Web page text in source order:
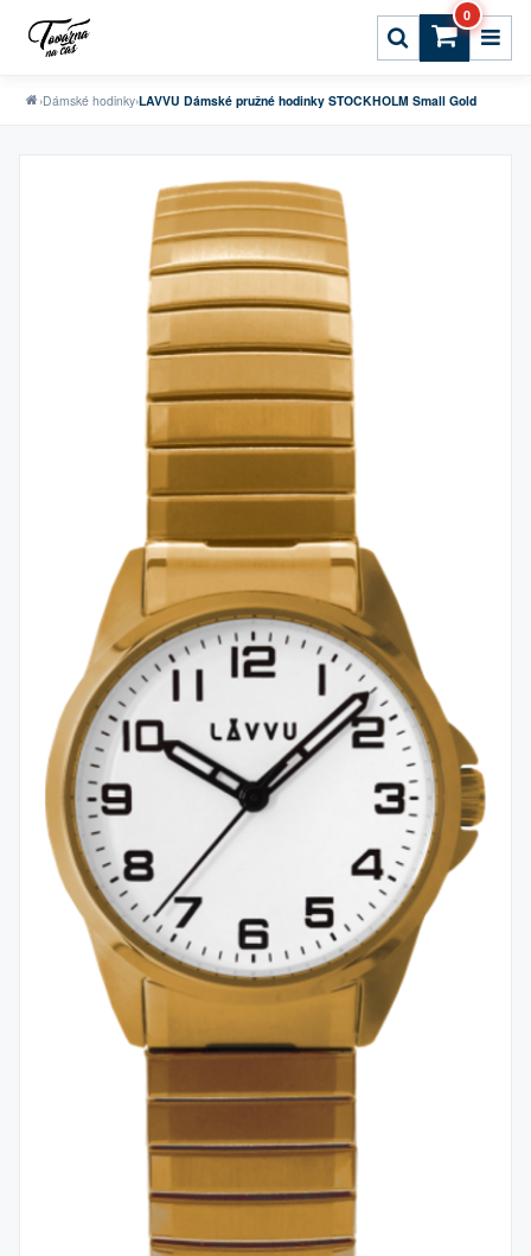
0
›Dámské hodinky›LAVVU Dámské pružné hodinky STOCKHOLM Small Gold